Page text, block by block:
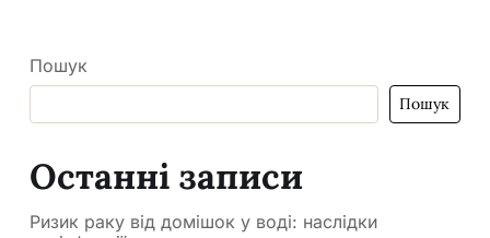
Пошук
Пошук
Останні записи
Ризик раку від домішок у воді: наслідки